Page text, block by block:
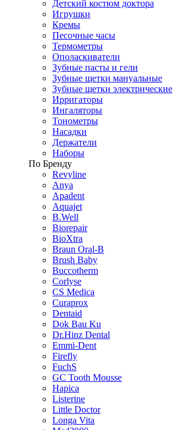
Детский костюм доктора
Игрушки
Кремы
Песочные часы
Термометры
Ополаскиватели
Зубные пасты и гели
Зубные щетки мануальные
Зубные щетки электрические
Ирригаторы
Ингаляторы
Тонометры
Насадки
Держатели
Наборы
По Бренду
Revyline
Anya
Apadent
Aquajet
B.Well
Biorepair
BioXtra
Braun Oral-B
Brush Baby
Buccotherm
Corlyse
CS Medica
Curaprox
Dentaid
Dok Bau Ku
Dr.Hinz Dental
Emmi-Dent
Firefly
FuchS
GC Tooth Mousse
Hapica
Listerine
Little Doctor
Longa Vita